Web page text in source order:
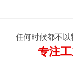
任何时候都不
专注